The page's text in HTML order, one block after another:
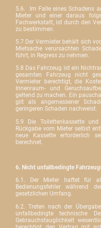
5.6.
Im Falle eines Schadens
Mieter und einer daraus
Fachwerkstatt, ist durch den
zu bestimmen.
5.7 Der Vermieter behält sich
Mietsache verursachten
führt, in Regress zu nehmen.
5.8 Das Fahrzeug ist ein
gesamten Fahrzeug nicht
Vermieter berechtigt, die
Innenraum- und
geltend zu machen. Ein
gilt als angemessener
geringeren Schaden nachweist.
5.9 Die Toilettenkassette
Rückgabe vom Mieter selbst
neue Kassette erforderlich
berechnet.
6. Nicht unfallbedingte
6.1. Der Mieter haftet für
Bedienungsfehler während
gesetzlichen Umfang.
6.2. Treten nach der
unfallbedingte technische
Gebrauchstauglichkeit